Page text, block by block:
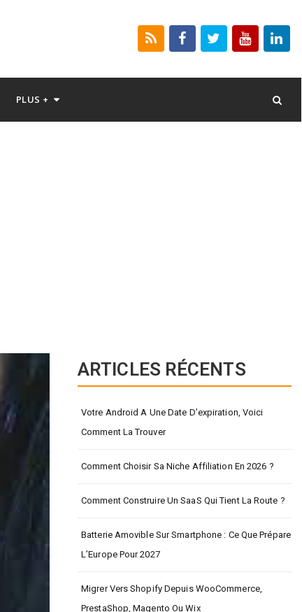
PLUS +
ARTICLES RÉCENTS
Votre Android A Une Date D’expiration, Voici
Comment La Trouver
Comment Choisir Sa Niche Affiliation En 2026 ?
Comment Construire Un SaaS Qui Tient La Route ?
Batterie Amovible Sur Smartphone : Ce Que Prépare
L’Europe Pour 2027
Migrer Vers Shopify Depuis WooCommerce,
PrestaShop, Magento Ou Wix